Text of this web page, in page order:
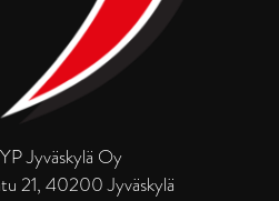
Jyväskylä Oy
21, 40200 Jyväskylä